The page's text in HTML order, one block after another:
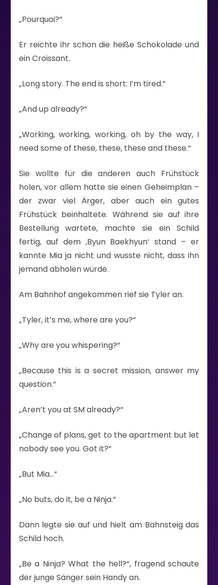
„Pourquoi?“
Er reichte ihr schon die heiße Schokolade und
ein Croissant.
„Long story. The end is short: I’m tired.“
„And up already?“
„Working, working, working, oh by the way, I
need some of these, these, these and these.“
Sie wollte für die anderen auch Frühstück
holen, vor allem hatte sie einen Geheimplan –
der zwar viel Ärger, aber auch ein gutes
Frühstück beinhaltete. Während sie auf ihre
Bestellung wartete, machte sie ein Schild
fertig, auf dem ‚Byun Baekhyun‘ stand – er
kannte Mia ja nicht und wusste nicht, dass ihn
jemand abholen würde.
Am Bahnhof angekommen rief sie Tyler an.
„Tyler, it’s me, where are you?“
„Why are you whispering?“
„Because this is a secret mission, answer my
question.“
„Aren’t you at SM already?“
„Change of plans, get to the apartment but let
nobody see you. Got it?“
„But Mia…“
„No buts, do it, be a Ninja.“
Dann legte sie auf und hielt am Bahnsteig das
Schild hoch.
„Be a Ninja? What the hell?“, fragend schaute
der junge Sänger sein Handy an.